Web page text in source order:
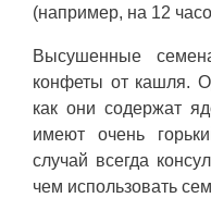
(например, на 12
Высушенные
конфеты от кашля.
как они содержат
имеют очень
случай всегда
чем использовать